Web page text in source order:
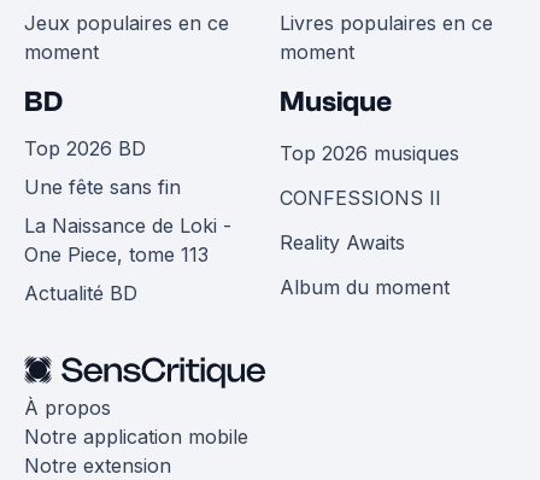
Jeux populaires en ce
moment
Livres populaires en ce
moment
BD
Top 2026 BD
Une fête sans fin
La Naissance de Loki -
One Piece, tome 113
Actualité BD
Musique
Top 2026 musiques
CONFESSIONS II
Reality Awaits
Album du moment
À propos
Notre application mobile
Notre extension